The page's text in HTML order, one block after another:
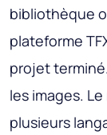
bibliothèque
plateforme
projet
les images.
plusieurs